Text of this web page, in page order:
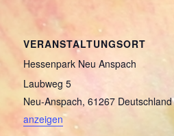
VERANSTALTUNGSORT
Hessenpark Neu Anspach
Laubweg 5
Neu-Anspach, 61267 Deutschland
anzeigen